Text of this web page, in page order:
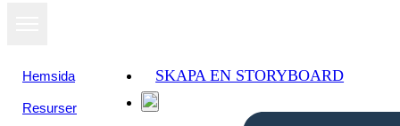
Hemsida
Resurser
SKAPA EN STORYBOARD